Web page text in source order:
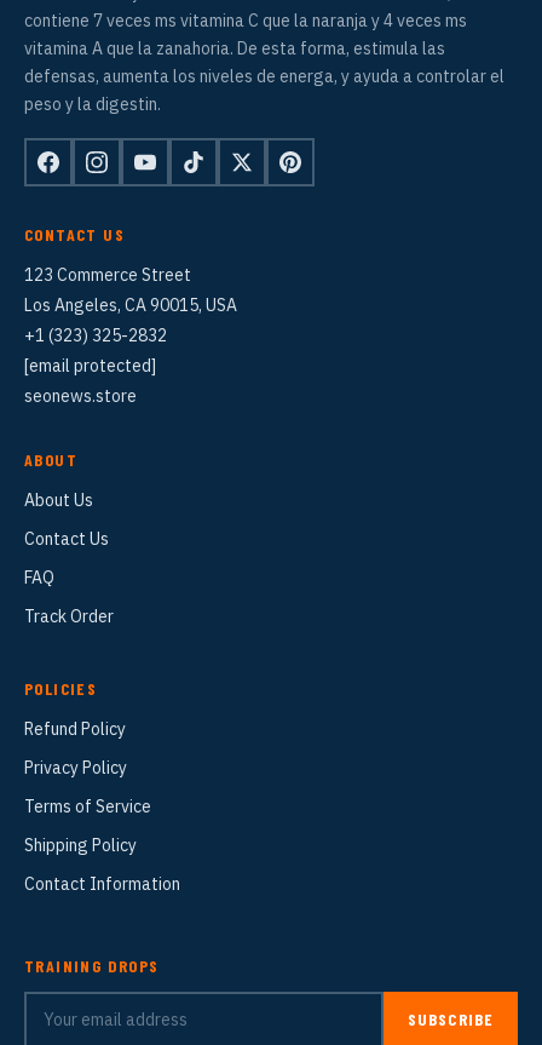
contiene 7 veces ms vitamina C que la naranja y 4 veces ms
vitamina A que la zanahoria. De esta forma, estimula las
defensas, aumenta los niveles de energa, y ayuda a controlar el
peso y la digestin.
CONTACT US
123 Commerce Street
Los Angeles, CA 90015, USA
+1 (323) 325-2832
[email protected]
seonews.store
ABOUT
About Us
Contact Us
FAQ
Track Order
POLICIES
Refund Policy
Privacy Policy
Terms of Service
Shipping Policy
Contact Information
TRAINING DROPS
SUBSCRIBE